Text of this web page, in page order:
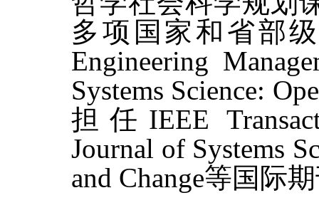
多项国家和省部
Engineering
Systems Science:
担任IEEE
Journal of Systems
and Change等国际